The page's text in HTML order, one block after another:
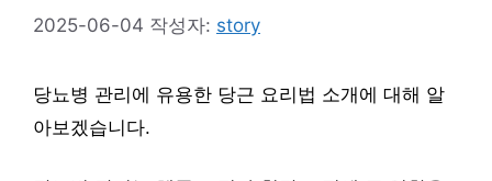
2025-06-04 작성자: story
당뇨병 관리에 유용한 당근 요리법 소개에 대해 알
아보겠습니다.